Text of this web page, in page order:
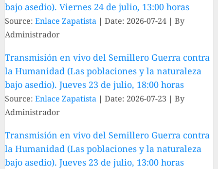
bajo asedio). Viernes 24 de julio, 13:00 horas
Source: Enlace Zapatista Date: 2026-07-24
By
Administrador
Transmisión en vivo del Semillero Guerra contra
la Humanidad (Las poblaciones y la naturaleza
bajo asedio). Jueves 23 de julio, 18:00 horas
Source: Enlace Zapatista Date: 2026-07-23
By
Administrador
Transmisión en vivo del Semillero Guerra contra
la Humanidad (Las poblaciones y la naturaleza
bajo asedio). Jueves 23 de julio, 13:00 horas